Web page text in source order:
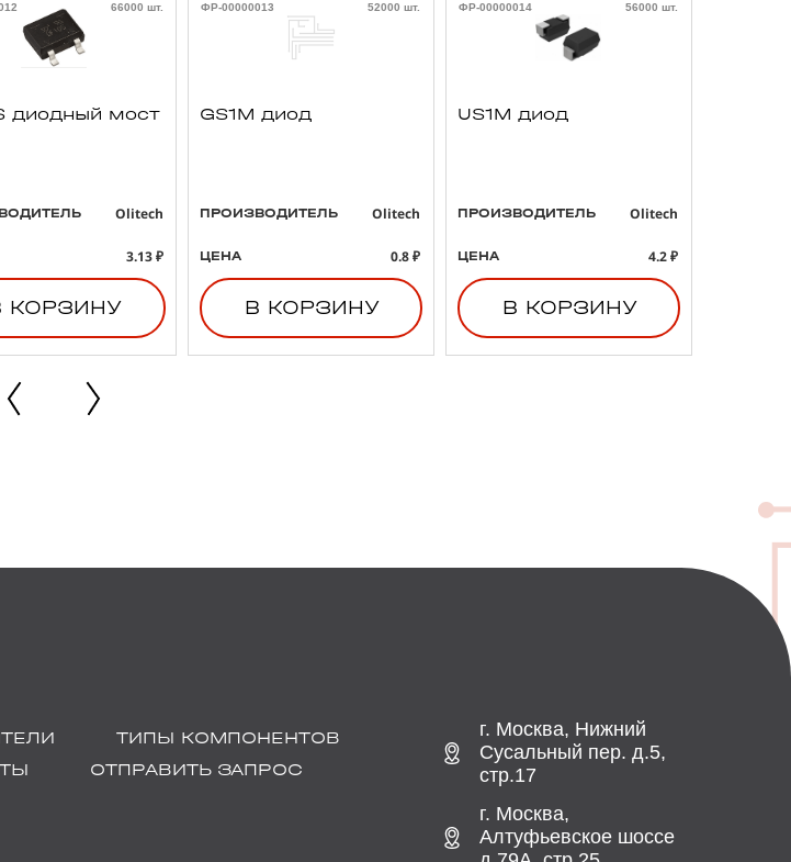
66000 шт.
диодный мост
Olitech
3.13 ₽
КОРЗИНУ
ФР-00000013
52000 шт.
GS1M диод
ПРОИЗВОДИТЕЛЬ Olitech
ЦЕНА 0.8 ₽
В КОРЗИНУ
ФР-00000014
56000 шт.
US1M диод
ПРОИЗВОДИТЕЛЬ Olitech
ЦЕНА 4.2 ₽
В КОРЗИНУ
ТИПЫ КОМПОНЕНТОВ
ОТПРАВИТЬ ЗАПРОС
г. Москва, Нижний
Сусальный пер. д.5,
стр.17
г. Москва,
Алтуфьевское шоссе